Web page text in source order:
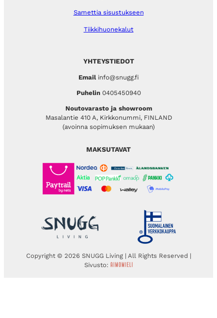
YHTEYSTIEDOT
Emailinfo@snugg.fi
Puhelin 0405450940
Noutovarasto ja showroom
Masalantie 410 A, Kirkkonummi, FINLAND
(avoinna sopimuksen mukaan)
Samettia sisustukseen
Tiikkihuonekalut
MAKSUTAVAT
Copyright © 2026 SNUGG Living | All Rights Reserved |
Sivusto: